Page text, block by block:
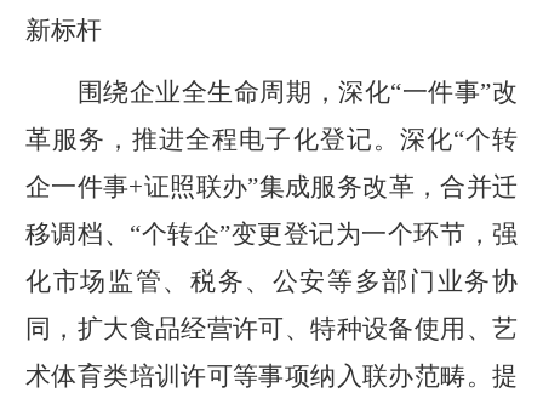
新标杆
围绕企业全生命周期，深化“一件事”改
革服务，推进全程电子化登记。深化“个转
企一件事+证照联办”集成服务改革，合并迁
移调档、“个转企”变更登记为一个环节，强
化市场监管、税务、公安等多部门业务协
同，扩大食品经营许可、特种设备使用、艺
术体育类培训许可等事项纳入联办范畴。提